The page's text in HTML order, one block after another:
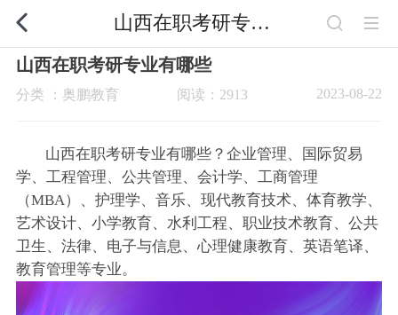
山西在职考研专业有哪些
山西在职考研专业有哪些
分类 ：奥鹏教育 2023-08-22
阅读：2913
山西在职考研专业有哪些？企业管理、国际贸易
学、工程管理、公共管理、会计学、工商管理
（MBA）、护理学、音乐、现代教育技术、体育教学、
艺术设计、小学教育、水利工程、职业技术教育、公共
卫生、法律、电子与信息、心理健康教育、英语笔译、
教育管理等专业。